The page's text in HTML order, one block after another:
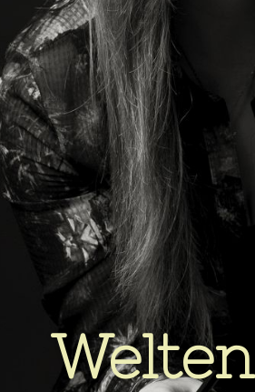
Welten